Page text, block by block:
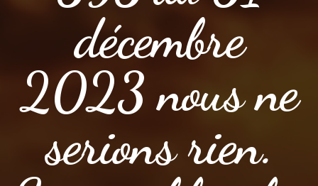
décembre
2023 nous ne
serions rien.